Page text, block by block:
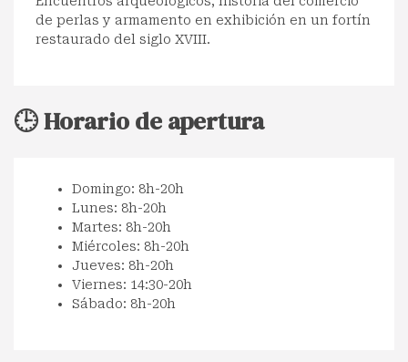
de perlas y armamento en exhibición en un fortín
restaurado del siglo XVIII.
🕒 Horario de apertura
Domingo: 8h-20h
Lunes: 8h-20h
Martes: 8h-20h
Miércoles: 8h-20h
Jueves: 8h-20h
Viernes: 14:30-20h
Sábado: 8h-20h